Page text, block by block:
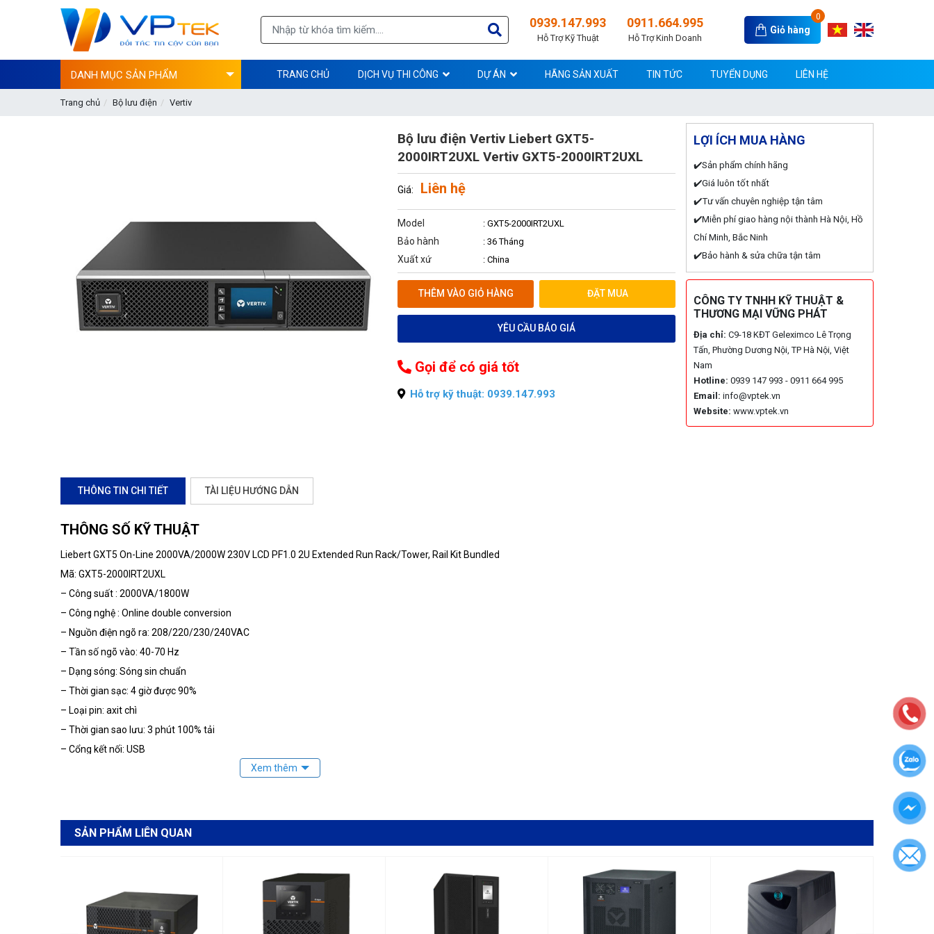
0939.147.993
Hỗ Trợ Kỹ Thuật
0911.664.995
Hỗ Trợ Kinh Doanh
0
Giỏ hàng
DANH MỤC SẢN PHẨM TRANG CHỦ DỊCH VỤ THI CÔNG DỰ ÁN HÃNG SẢN XUẤT TIN TỨC TUYỂN DỤNG LIÊN HỆ
Trang chủ Bộ lưu điện Vertiv
Bộ lưu điện Vertiv Liebert GXT5-
2000IRT2UXL Vertiv GXT5-2000IRT2UXL
Giá: Liên hệ
Model : GXT5-2000IRT2UXL
Bảo hành : 36 Tháng
Xuất xứ : China
THÊM VÀO GIỎ HÀNG ĐẶT MUA
YÊU CẦU BÁO GIÁ
Gọi để có giá tốt
Hỗ trợ kỹ thuật: 0939.147.993
LỢI ÍCH MUA HÀNG
✔️Sản phẩm chính hãng
✔️Giá luôn tốt nhất
✔️Tư vấn chuyên nghiệp tận tâm
✔️Miễn phí giao hàng nội thành Hà Nội, Hồ
Chí Minh, Bắc Ninh
✔️Bảo hành & sửa chữa tận tâm
CÔNG TY TNHH KỸ THUẬT &
THƯƠNG MẠI VỮNG PHÁT
Địa chỉ: C9-18 KĐT Geleximco Lê Trọng
Tấn, Phường Dương Nội, TP Hà Nội, Việt
Nam
Hotline: 0939 147 993 - 0911 664 995
Email: info@vptek.vn
Website: www.vptek.vn
THÔNG TIN CHI TIẾT TÀI LIỆU HƯỚNG DẪN
THÔNG SỐ KỸ THUẬT
Liebert GXT5 On-Line 2000VA/2000W 230V LCD PF1.0 2U Extended Run Rack/Tower, Rail Kit Bundled
Mã: GXT5-2000IRT2UXL
– Công suất : 2000VA/1800W
– Công nghệ : Online double conversion
– Nguồn điện ngõ ra: 208/220/230/240VAC
– Tần số ngõ vào: 40-70 Hz
– Dạng sóng: Sóng sin chuẩn
– Thời gian sạc: 4 giờ được 90%
– Loại pin: axit chì
– Thời gian sao lưu: 3 phút 100% tải
– Cổng kết nối: USB
– Trọng lượng: 21 kg
SẢN PHẨM LIÊN QUAN